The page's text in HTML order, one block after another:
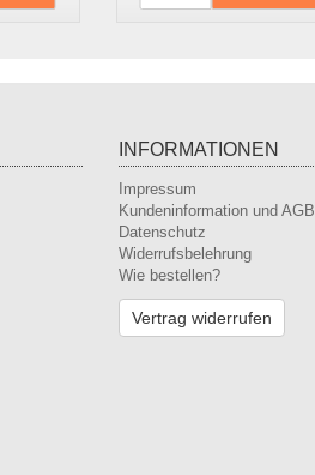
INFORMATIONEN
Impressum
Kundeninformation und AGB
Datenschutz
Widerrufsbelehrung
Wie bestellen?
Vertrag widerrufen